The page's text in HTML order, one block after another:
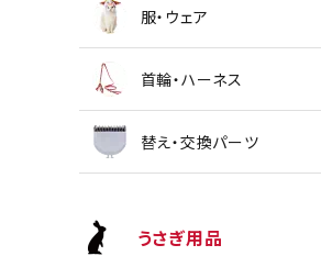
服・ウェア
首輪・ハーネス
替え・交換パーツ
うさぎ用品